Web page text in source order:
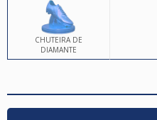
CHUTEIRA DE
DIAMANTE